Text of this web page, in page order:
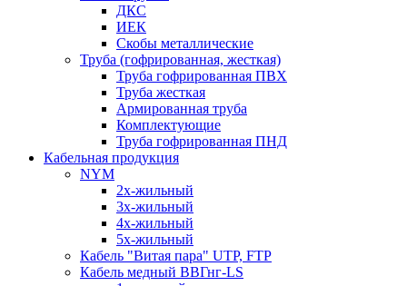
ДКС
ИЕК
Скобы металлические
Труба (гофрированная, жесткая)
Труба гофрированная ПВХ
Труба жесткая
Армированная труба
Комплектующие
Труба гофрированная ПНД
Кабельная продукция
NYM
2х-жильный
3х-жильный
4х-жильный
5х-жильный
Кабель "Витая пара" UTP, FTP
Кабель медный ВВГнг-LS